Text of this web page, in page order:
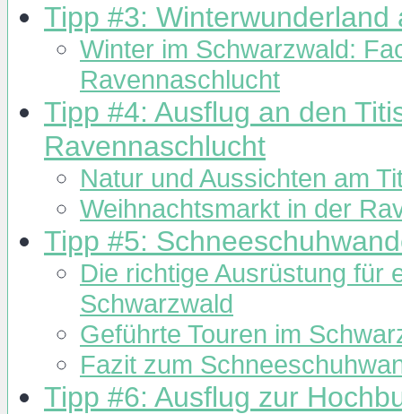
Tipp #3: Winterwunderland
Winter im Schwarzwald:
Ravennaschlucht
Tipp #4: Ausflug an den
Ravennaschlucht
Natur und Aussichten am
Weihnachtsmarkt in der
Tipp #5:
Die richtige Ausrüstung für
Schwarzwald
Geführte Touren im
Fazit zum
Tipp #6: Ausflug zur